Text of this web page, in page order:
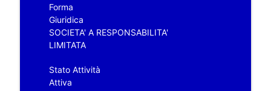
Forma
Giuridica
SOCIETA' A RESPONSABILITA'
LIMITATA
Stato Attività
Attiva